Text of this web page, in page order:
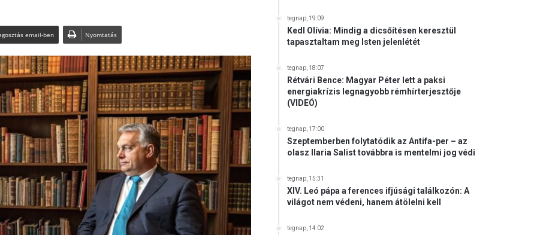
email-ben Nyomtatás
tegnap, 19:09
Kedl Olívia: Mindig a dicsőítésen keresztül
tapasztaltam meg Isten jelenlétét
tegnap, 18:07
Rétvári Bence: Magyar Péter lett a paksi
energiakrízis legnagyobb rémhírterjesztője
(VIDEÓ)
tegnap, 17:00
Szeptemberben folytatódik az Antifa-per – az
olasz Ilaria Salist továbbra is mentelmi jog védi
tegnap, 15:31
XIV. Leó pápa a ferences ifjúsági találkozón: A
világot nem védeni, hanem átölelni kell
tegnap, 14:02